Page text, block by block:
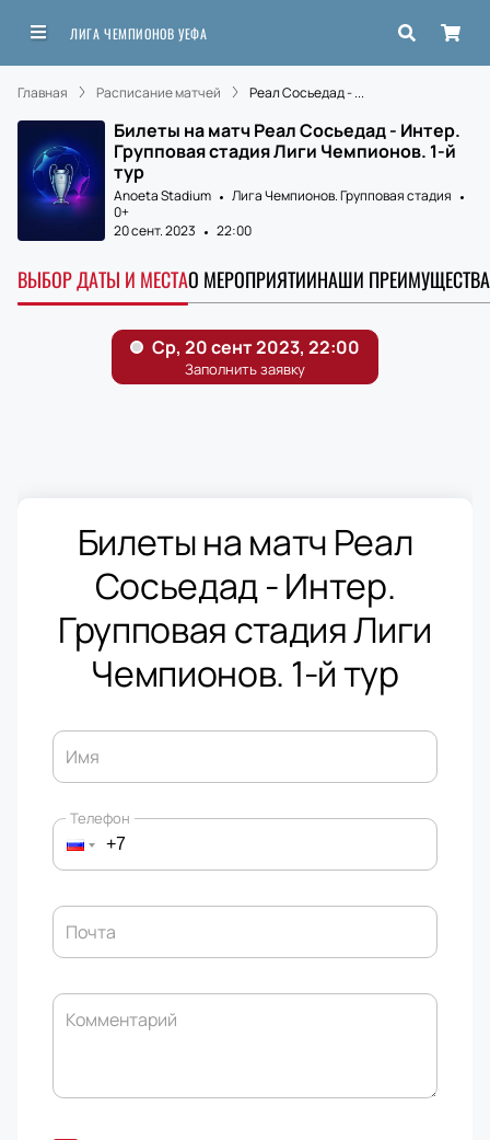
ЛИГА ЧЕМПИОНОВ УЕФА
Главная Расписание матчей Реал Сосьедад - ...
Билеты на матч Реал Сосьедад - Интер.
Групповая стадия Лиги Чемпионов. 1-й
тур
Anoeta Stadium
Лига Чемпионов. Групповая стадия
0+
20 сент. 2023
22:00
ВЫБОР ДАТЫ И МЕСТАО МЕРОПРИЯТИИНАШИ ПРЕИМУЩЕСТВА
Билеты на матч Реал
Сосьедад - Интер.
Групповая стадия Лиги
Чемпионов. 1-й тур
Имя
Телефон
Почта
Комментарий